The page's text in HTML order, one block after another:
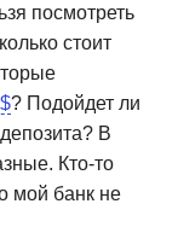
посмотреть
стоит
? Подойдет ли
В
Кто-то
мой банк не